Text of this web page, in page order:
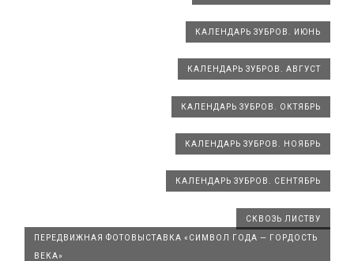
КАЛЕНДАРЬ ЗУБРОВ. ИЮНЬ
КАЛЕНДАРЬ ЗУБРОВ. АВГУСТ
КАЛЕНДАРЬ ЗУБРОВ. ОКТЯБРЬ
КАЛЕНДАРЬ ЗУБРОВ. НОЯБРЬ
КАЛЕНДАРЬ ЗУБРОВ. СЕНТЯБРЬ
СКВОЗЬ ЛИСТВУ
ПЕРЕДВИЖНАЯ ФОТОВЫСТАВКА «СИМВОЛ ГОДА — ГОРДОСТЬ
ВЕКА»